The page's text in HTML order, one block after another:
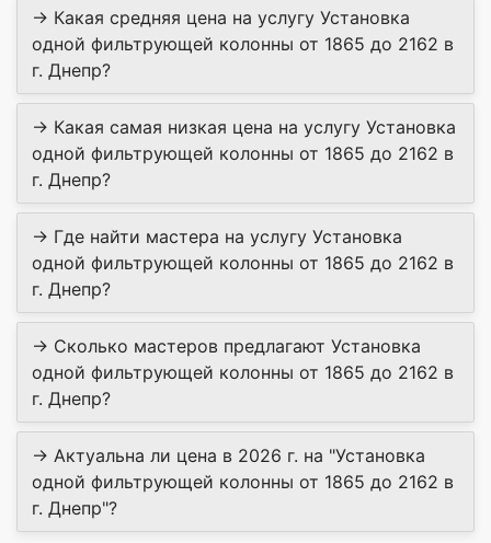
→ Какая средняя цена на услугу Установка
одной фильтрующей колонны от 1865 до 2162 в
г. Днепр?
→ Какая самая низкая цена на услугу Установка
одной фильтрующей колонны от 1865 до 2162 в
г. Днепр?
→ Где найти мастера на услугу Установка
одной фильтрующей колонны от 1865 до 2162 в
г. Днепр?
→ Сколько мастеров предлагают Установка
одной фильтрующей колонны от 1865 до 2162 в
г. Днепр?
→ Актуальна ли цена в 2026 г. на "Установка
одной фильтрующей колонны от 1865 до 2162 в
г. Днепр"?